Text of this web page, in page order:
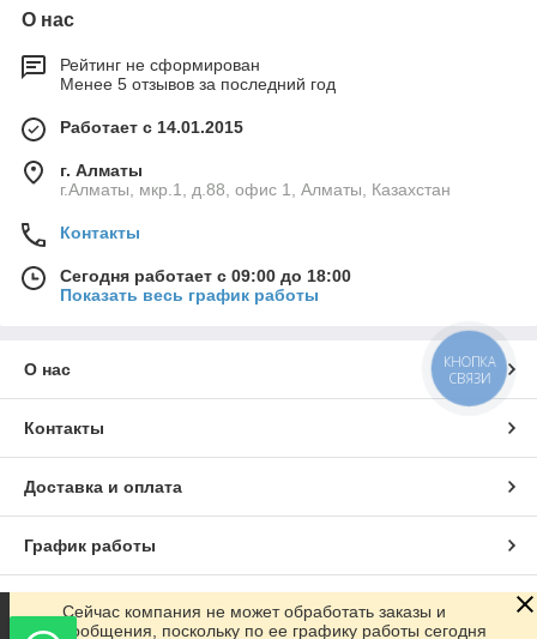
О нас
Рейтинг не сформирован
Менее 5 отзывов за последний год
Работает с 14.01.2015
г. Алматы
г.Алматы, мкр.1, д.88, офис 1, Алматы, Казахстан
Контакты
Сегодня работает с 09:00 до 18:00
Показать весь график работы
О нас
Контакты
Доставка и оплата
График работы
Полная версия сайта
Сейчас компания не может обработать заказы и
сообщения, поскольку по ее графику работы сегодня
КНОПКА
СВЯЗИ